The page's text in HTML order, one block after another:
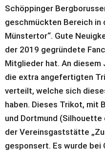
Schöppinger
geschmückten Bereich
Münstertor“. Gute
der 2019 gegründete
Mitglieder hat. An diesem
die extra angefertigten
verteilt, welche sich
haben. Dieses Trikot, mit
und Dortmund
der Vereinsgaststätte
gesponsert. Es wurde bei